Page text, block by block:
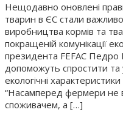
Нещодавно оновлені
тварин в ЄС стали
виробництва кормів та
покращеній комунікації
президента FEFAC Педро
допоможуть спростити та
екологічні
“Насамперед фермери не
споживачем, а […]